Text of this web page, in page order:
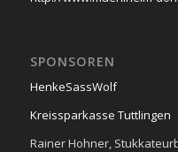
SPONSOREN
HenkeSassWolf
Kreissparkasse Tuttlingen
Rainer Hohner,